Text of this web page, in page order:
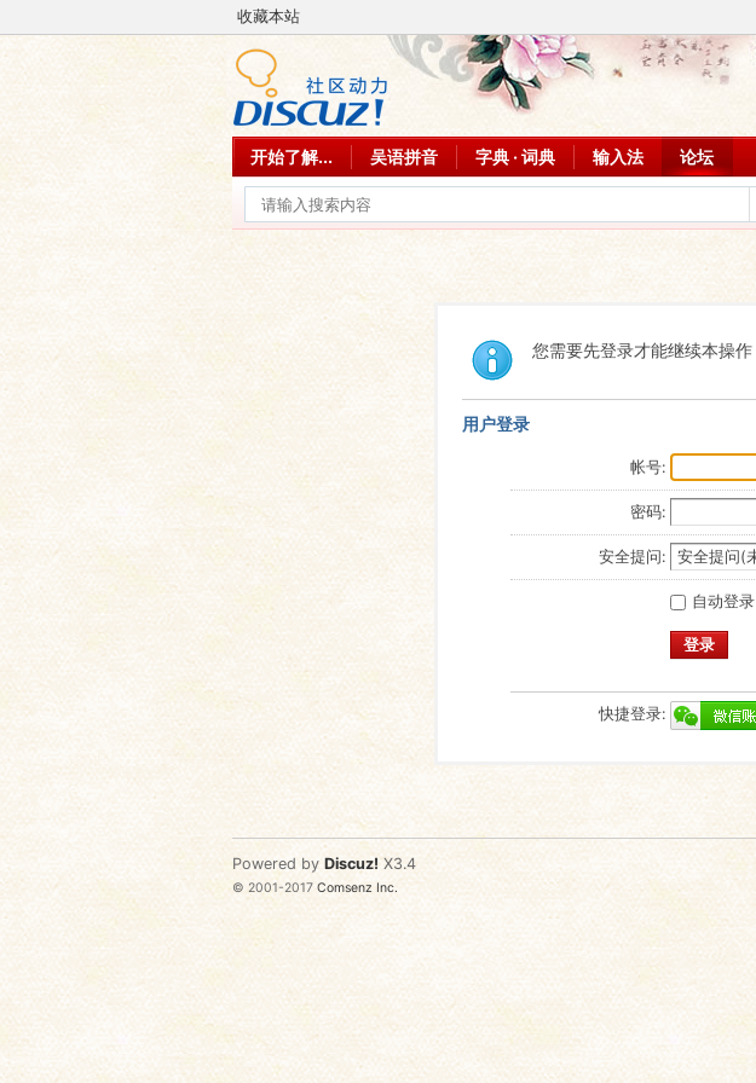
收藏本站
开始了解... 吴语拼音 字典 · 词典 输入法 论坛
您需要先登录才能继续本操作
用户登录
帐号:
密码:
安全提问:
自动登录
登录
快捷登录:
Powered by Discuz! X3.4
© 2001-2017Comsenz Inc.